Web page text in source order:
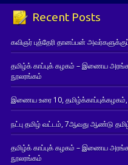
Recent Posts
கவிஞர் புத்தேரி தானப்பன் அவர்களுக்குப்
தமிழ்க் காப்புக் கழகம் – இணைய
நூலரங்கம்
இணைய உரை 10, தமிழ்க்காப்புக்கழகம்,
நட்பு தமிழ் வட்டம், 7ஆவது ஆண்டு
தமிழ்க் காப்புக் கழகம் – இணைய
நூலரங்கம்